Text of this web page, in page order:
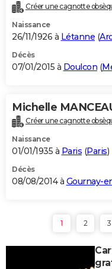
Créer une cagnotte
Naissance
26/11/1926 à Létanne (
Décès
07/01/2015 à Doulcon (
Michelle
Créer une cagnotte
Naissance
01/01/1935 à Paris (Paris)
Décès
08/08/2014 à Gournay-
1 2 3